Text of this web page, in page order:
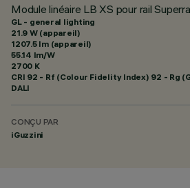
Module linéaire LB XS pour rail
GL - general lighting
21.9 W (appareil)
1207.5 lm (appareil)
55.14 lm/W
2700 K
CRI 92 - Rf (Colour Fidelity Index) 92 - Rg
DALI
CONÇU PAR
iGuzzini